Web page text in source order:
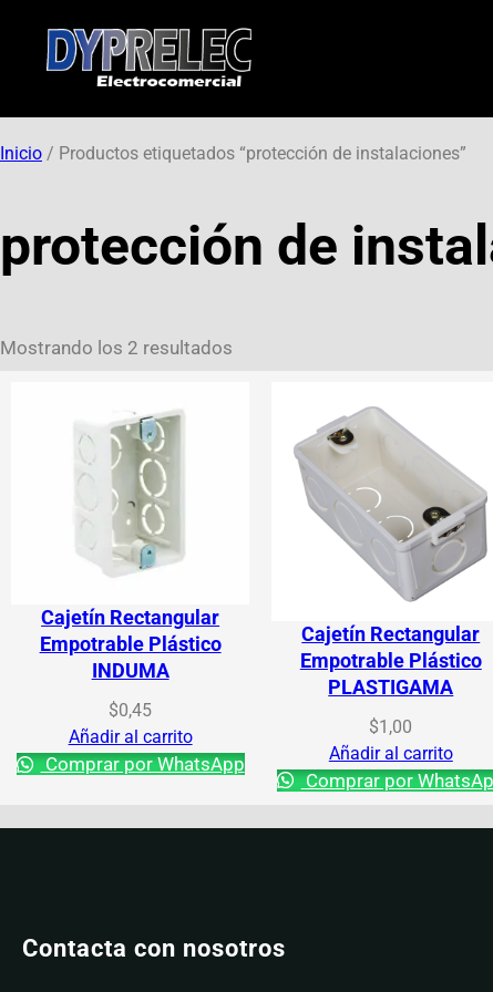
Inicio / Productos etiquetados “protección de instalaciones”
protección de
Mostrando los 2 resultados
Cajetín Rectangular
Empotrable Plástico
INDUMA
$0,45
Añadir al carrito
Comprar por WhatsApp
Cajetín Rectangular
Empotrable Plástico
PLASTIGAMA
$1,00
Añadir al carrito
Comprar por
Contacta con nosotros